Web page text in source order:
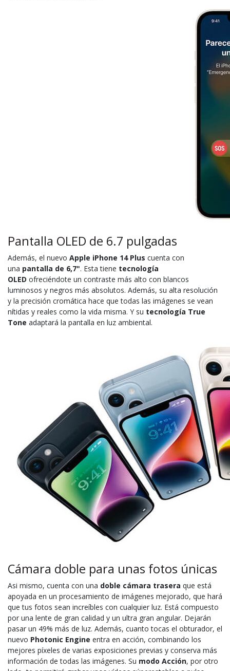
Pantalla OLED de 6.7 pulgadas
Además, el nuevo Apple iPhone 14 Plus cuenta con
una pantalla de 6,7". Esta tiene tecnología
OLED ofreciéndote un contraste más alto con blancos
luminosos y negros más absolutos. Además, su alta resolución
y la precisión cromática hace que todas las imágenes se vean
nítidas y reales como la vida misma. Y su tecnología True
Tone adaptará la pantalla en luz ambiental.
Cámara doble para unas fotos únicas
Asi mismo, cuenta con una doble cámara trasera que está
apoyada en un procesamiento de imágenes mejorado, que hará
que tus fotos sean increíbles con cualquier luz. Está compuesto
por una lente de gran calidad y un ultra gran angular. Dejarán
pasar un 49% más de luz. Además, cuanto tocas el obturador, el
nuevo Photonic Engine entra en acción, combinando los
mejores píxeles de varias exposiciones previas y conserva más
información de todas las imágenes. Su modo Acción, por otro